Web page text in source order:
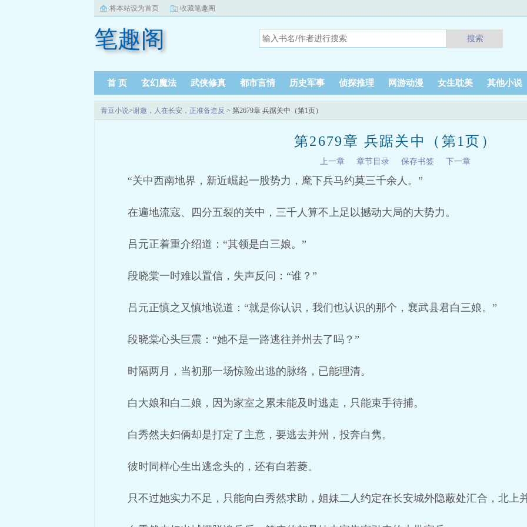
将本站设为首页 收藏笔趣阁
笔趣阁 搜索
首 页 玄幻魔法 武侠修真 都市言情 历史军事 侦探推理 网游动漫 女生耽美 其他小说
青豆小说>谢邀，人在长安，正准备造反 > 第2679章 兵踞关中（第1页）
第2679章 兵踞关中（第1页）
上一章 章节目录 保存书签 下一章
“关中西南地界，新近崛起一股势力，麾下兵马约莫三千余人。”
在遍地流寇、四分五裂的关中，三千人算不上足以撼动大局的大势力。
吕元正着重介绍道：“其领是白三娘。”
段晓棠一时难以置信，失声反问：“谁？”
吕元正慎之又慎地说道：“就是你认识，我们也认识的那个，襄武县君白三娘。”
段晓棠心头巨震：“她不是一路逃往并州去了吗？”
时隔两月，当初那一场惊险出逃的脉络，已能理清。
白大娘和白二娘，因为家室之累未能及时逃走，只能束手待捕。
白秀然夫妇俩却是打定了主意，要逃去并州，投奔白隽。
彼时同样心生出逃念头的，还有白若菱。
只不过她实力不足，只能向白秀然求助，姐妹二人约定在长安城外隐蔽处汇合，北上